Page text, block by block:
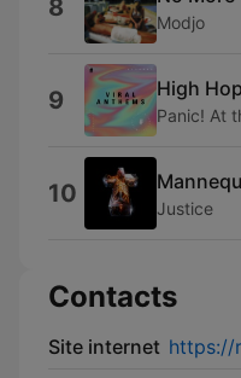
8 Modjo
9 High
Panic! At
10 Justice
Contacts
Site internet https://